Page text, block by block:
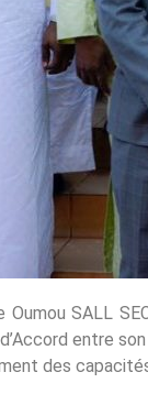
SALL
entre
des